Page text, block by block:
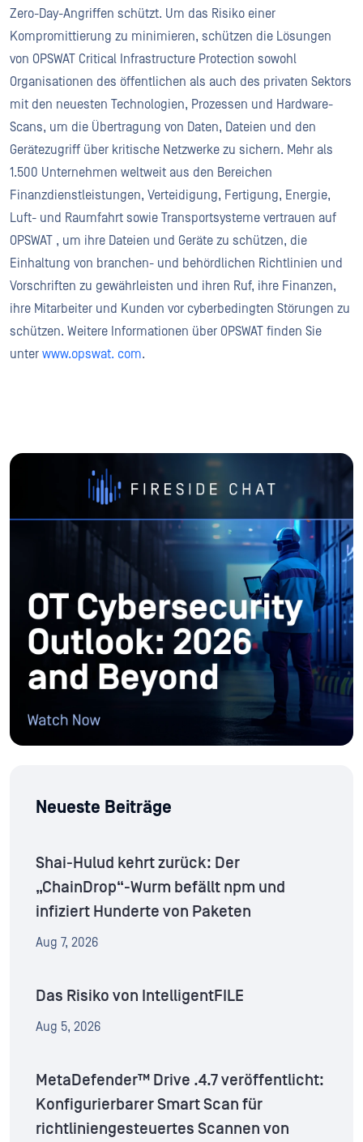
Zero-Day-Angriffen schützt. Um das Risiko einer
Kompromittierung zu minimieren, schützen die Lösungen
von OPSWAT Critical Infrastructure Protection sowohl
Organisationen des öffentlichen als auch des privaten Sektors
mit den neuesten Technologien, Prozessen und Hardware-
Scans, um die Übertragung von Daten, Dateien und den
Gerätezugriff über kritische Netzwerke zu sichern. Mehr als
1.500 Unternehmen weltweit aus den Bereichen
Finanzdienstleistungen, Verteidigung, Fertigung, Energie,
Luft- und Raumfahrt sowie Transportsysteme vertrauen auf
OPSWAT , um ihre Dateien und Geräte zu schützen, die
Einhaltung von branchen- und behördlichen Richtlinien und
Vorschriften zu gewährleisten und ihren Ruf, ihre Finanzen,
ihre Mitarbeiter und Kunden vor cyberbedingten Störungen zu
schützen. Weitere Informationen über OPSWAT finden Sie
unter www.opswat. com.
Neueste Beiträge
Shai-Hulud kehrt zurück: Der
„ChainDrop“-Wurm befällt npm und
infiziert Hunderte von Paketen
Aug 7, 2026
Das Risiko von IntelligentFILE
Aug 5, 2026
MetaDefender™ Drive .4.7 veröffentlicht:
Konfigurierbarer Smart Scan für
richtliniengesteuertes Scannen von